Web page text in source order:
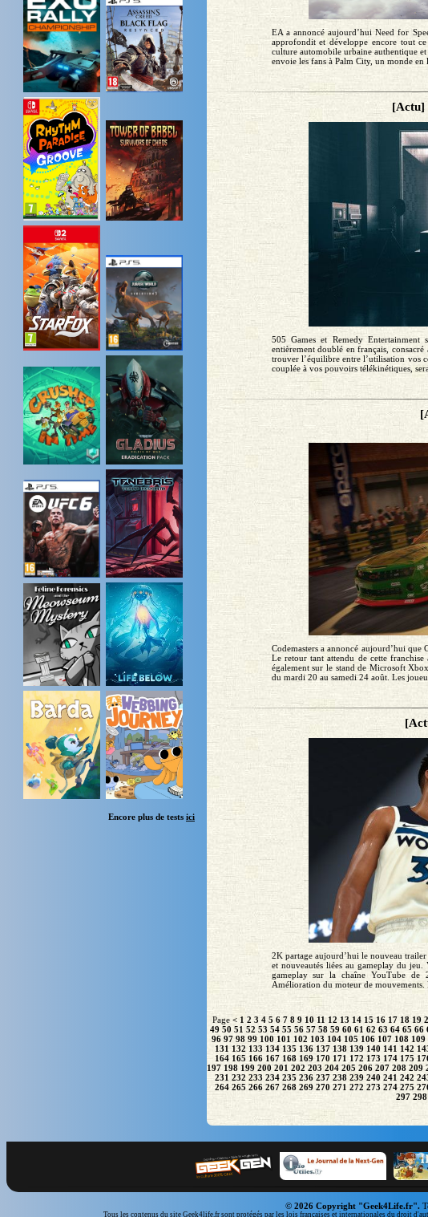
Encore plus de tests ici
EA a annoncé aujourd’hui Need for
approfondit et développe encore tout
culture automobile urbaine authentique
envoie les fans à Palm City, un monde
[Actu]
505 Games et Remedy
entièrement doublé en français,
trouver l’équilibre entre l’utilisation vos
couplée à vos pouvoirs télékinétiques,
Codemasters a annoncé aujourd’hui
Le retour tant attendu de cette
également sur le stand de Microsoft
du mardi 20 au samedi 24 août. Les
2K partage aujourd’hui le nouveau
et nouveautés liées au gameplay du
gameplay sur la chaîne YouTube de
Amélioration du moteur de mouvements.
Page< 1 2 3 4 5 6 7 8 9 10 11 12 13 14 15 16 17 18 19
49 50 51 52 53 54 55 56 57 58 59 60 61 62 63 64 65 66
96 97 98 99 100 101 102 103 104 105 106 107 108 109
131 132 133 134 135 136 137 138 139 140 141 142
164 165 166 167 168 169 170 171 172 173 174 175
197 198 199 200 201 202 203 204 205 206 207 208 209
231 232 233 234 235 236 237 238 239 240 241 242
264 265 266 267 268 269 270 271 272 273 274 275
297 298
© 2026 Copyright "Geek4Life.fr".
Tous les contenus du site Geek4life.fr sont protégés par les lois françaises et internationales du droit